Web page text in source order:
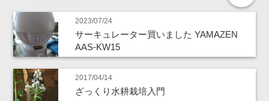
2023/07/24
サーキュレーター買いました YAMAZEN
AAS-KW15
2017/04/14
ざっくり水耕栽培入門